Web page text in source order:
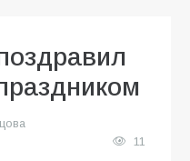
11